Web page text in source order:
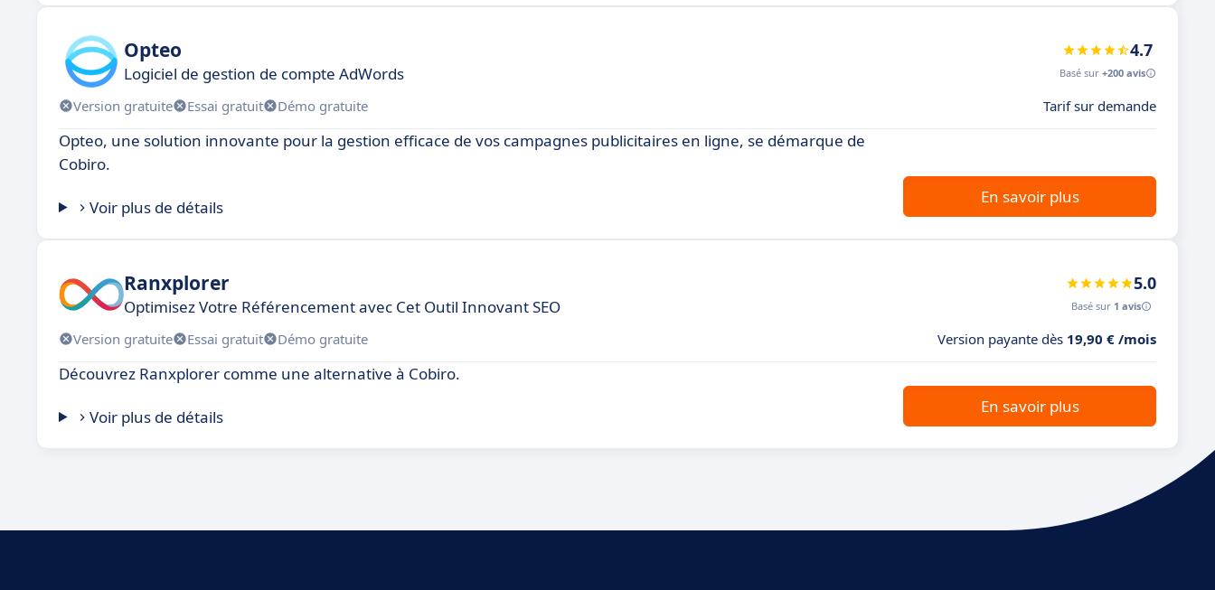
Opteo
Logiciel de gestion de compte AdWords
4.7
Basé sur +200 avis
Version gratuite Essai gratuit Démo gratuite Tarif sur demande
Opteo, une solution innovante pour la gestion efficace de vos campagnes publicitaires en ligne, se démarque de
Cobiro.
Voir plus de détails
En savoir plus
Ranxplorer
Optimisez Votre Référencement avec Cet Outil Innovant SEO
5.0
Basé sur 1 avis
Version gratuite Essai gratuit Démo gratuite Version payante dès 19,90 € /mois
Découvrez Ranxplorer comme une alternative à Cobiro.
Voir plus de détails
En savoir plus